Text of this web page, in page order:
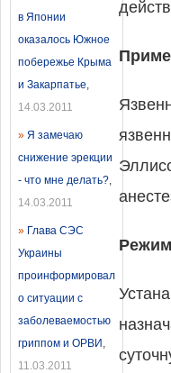
в Японии
оказалось Южное
побережье Крыма
и Закарпатье,
14.03.2011
» Я замечаю
снижение эрекции
- что мне делать?,
14.03.2011
» Глава СЭС
Украины
проинформировал
о ситуации с
заболеваемостью
гриппом и ОРВИ ,
11.03.2011